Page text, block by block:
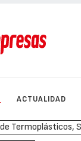
ACTUALIDAD